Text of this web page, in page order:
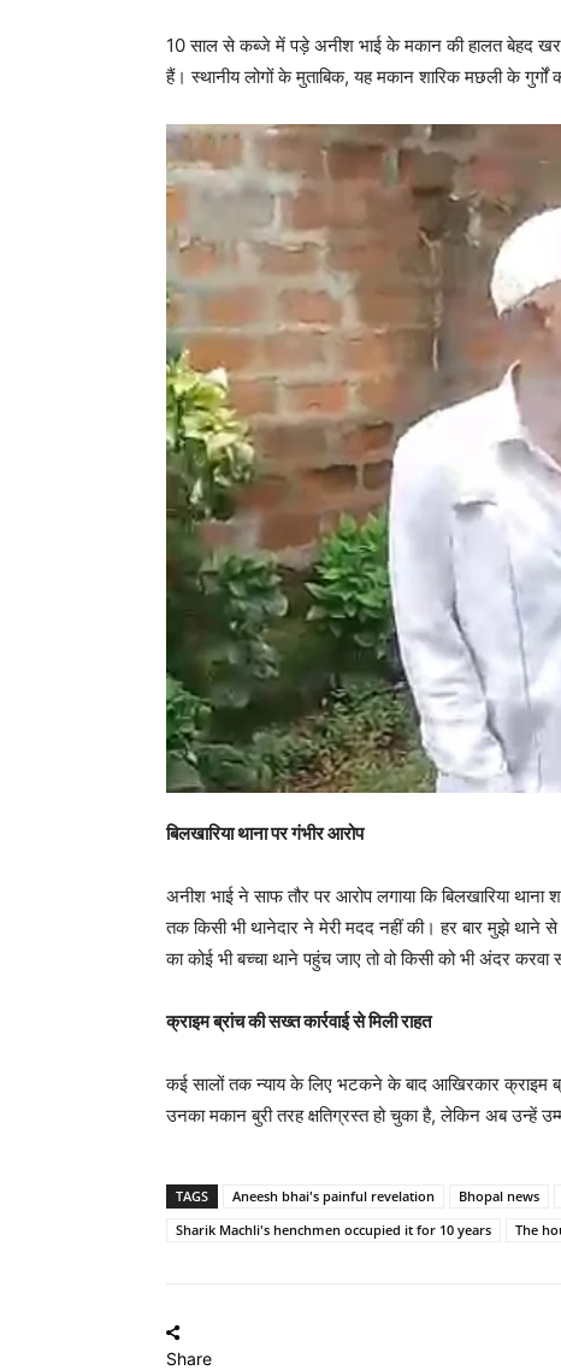
10 साल से कब्जे में पड़े अनीश भाई के मकान की हालत बेहद
हैं। स्थानीय लोगों के मुताबिक, यह मकान शारिक मछली के गुर्गों
बिलखारिया थाना पर गंभीर आरोप
अनीश भाई ने साफ तौर पर आरोप लगाया कि बिलखारिया
तक किसी भी थानेदार ने मेरी मदद नहीं की। हर बार मुझे थाने
का कोई भी बच्चा थाने पहुंच जाए तो वो किसी को भी अंदर करवा
क्राइम ब्रांच की सख्त कार्रवाई से मिली राहत
कई सालों तक न्याय के लिए भटकने के बाद आखिरकार क्राइम
उनका मकान बुरी तरह क्षतिग्रस्त हो चुका है, लेकिन अब उन्हें
TAGS Aneesh bhai's painful revelation Bhopal news
Sharik Machli's henchmen occupied it for 10 years
The
Share